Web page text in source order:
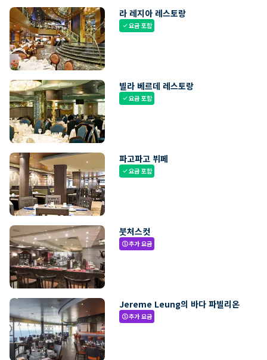
라 레지아 레스토랑
check요금 포함
빌라 베르데 레스토랑
check요금 포함
파고파고 뷔페
check요금 포함
붓처스컷
paid추가 요금
Jereme Leung의 바다 파빌리온
paid추가 요금